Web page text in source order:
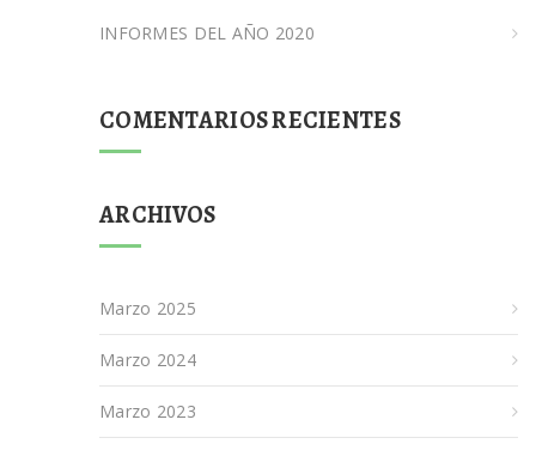
INFORMES DEL AÑO 2020
COMENTARIOS RECIENTES
ARCHIVOS
Marzo 2025
Marzo 2024
Marzo 2023